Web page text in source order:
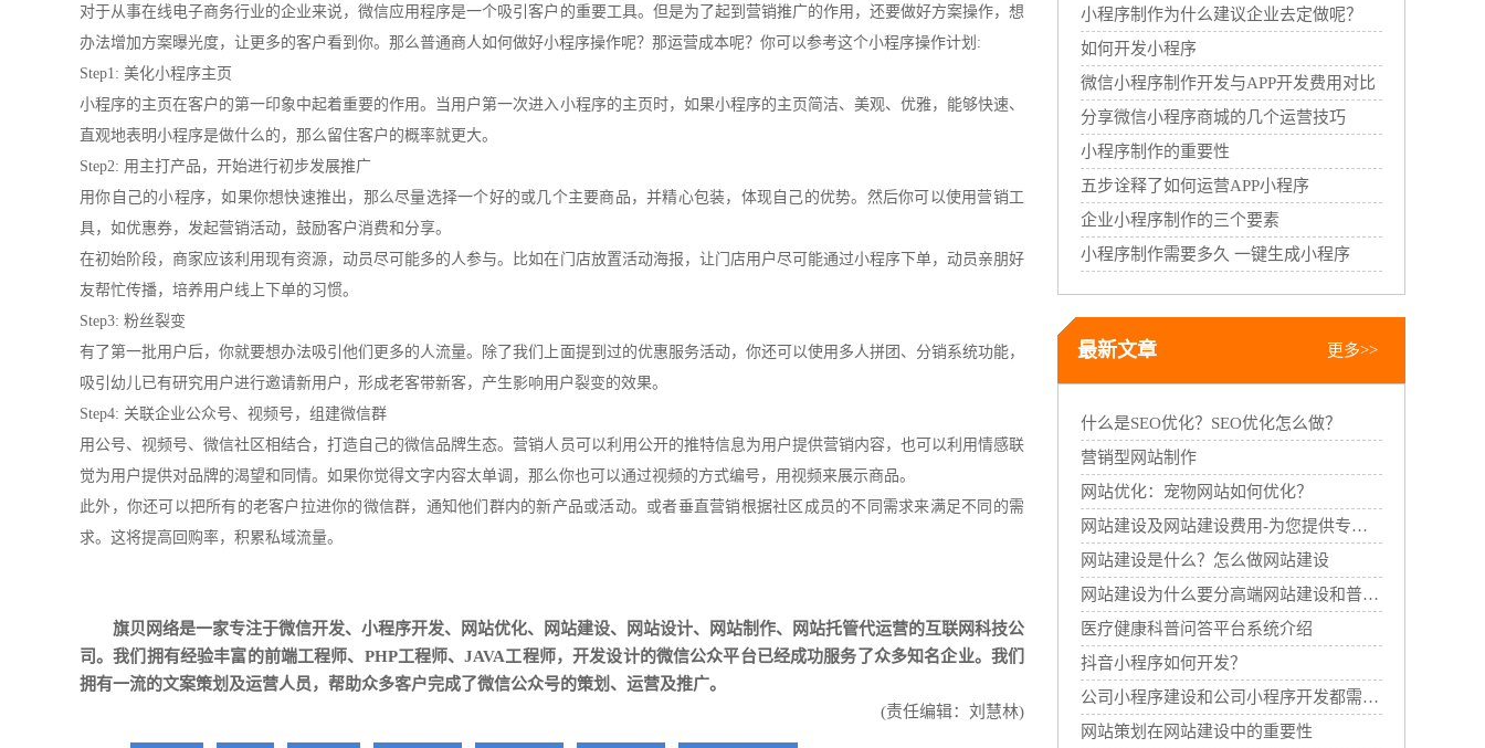
赋能线下门店，线上线下一体经营
对于从事在线电子商务行业的企业来说，微信应用程序是一个吸引客户的重要工具。但是为了起到营销推广的作用，还要做好方案操作，想
办法增加方案曝光度，让更多的客户看到你。那么普通商人如何做好小程序操作呢？那运营成本呢？你可以参考这个小程序操作计划:
Step1: 美化小程序主页
小程序的主页在客户的第一印象中起着重要的作用。当用户第一次进入小程序的主页时，如果小程序的主页简洁、美观、优雅，能够快速、
直观地表明小程序是做什么的，那么留住客户的概率就更大。
Step2: 用主打产品，开始进行初步发展推广
用你自己的小程序，如果你想快速推出，那么尽量选择一个好的或几个主要商品，并精心包装，体现自己的优势。然后你可以使用营销工
具，如优惠券，发起营销活动，鼓励客户消费和分享。
在初始阶段，商家应该利用现有资源，动员尽可能多的人参与。比如在门店放置活动海报，让门店用户尽可能通过小程序下单，动员亲朋好
友帮忙传播，培养用户线上下单的习惯。
Step3: 粉丝裂变
有了第一批用户后，你就要想办法吸引他们更多的人流量。除了我们上面提到过的优惠服务活动，你还可以使用多人拼团、分销系统功能，
吸引幼儿已有研究用户进行邀请新用户，形成老客带新客，产生影响用户裂变的效果。
Step4: 关联企业公众号、视频号，组建微信群
用公号、视频号、微信社区相结合，打造自己的微信品牌生态。营销人员可以利用公开的推特信息为用户提供营销内容，也可以利用情感联
觉为用户提供对品牌的渴望和同情。如果你觉得文字内容太单调，那么你也可以通过视频的方式编号，用视频来展示商品。
此外，你还可以把所有的老客户拉进你的微信群，通知他们群内的新产品或活动。或者垂直营销根据社区成员的不同需求来满足不同的需
求。这将提高回购率，积累私域流量。
旗贝网络是一家专注于微信开发、 小程序开发、 网站优化、 网站建设、 网站设计、 网站制作、 网站托管代运营的互联网科技公
司。我们拥有经验丰富的前端工程师、PHP工程师、JAVA工程师，开发设计的微信公众平台已经成功服务了众多知名企业。我们
拥有一流的文案策划及运营人员，帮助众多客户完成了微信公众号的策划、运营及推广。
(责任编辑：刘慧林)
小程序制作为什么建议企业去定做呢？
如何开发小程序
微信小程序制作开发与APP开发费用对比
分享微信小程序商城的几个运营技巧
小程序制作的重要性
五步诠释了如何运营APP小程序
企业小程序制作的三个要素
小程序制作需要多久 一键生成小程序
最新文章 更多>>
什么是SEO优化？SEO优化怎么做？
营销型网站制作
网站优化：宠物网站如何优化？
网站建设及网站建设费用-为您提供专业的网站建设服务
网站建设是什么？怎么做网站建设
网站建设为什么要分高端网站建设和普通网站建设
医疗健康科普问答平台系统介绍
抖音小程序如何开发？
公司小程序建设和公司小程序开发都需要哪些过程？
网站策划在网站建设中的重要性